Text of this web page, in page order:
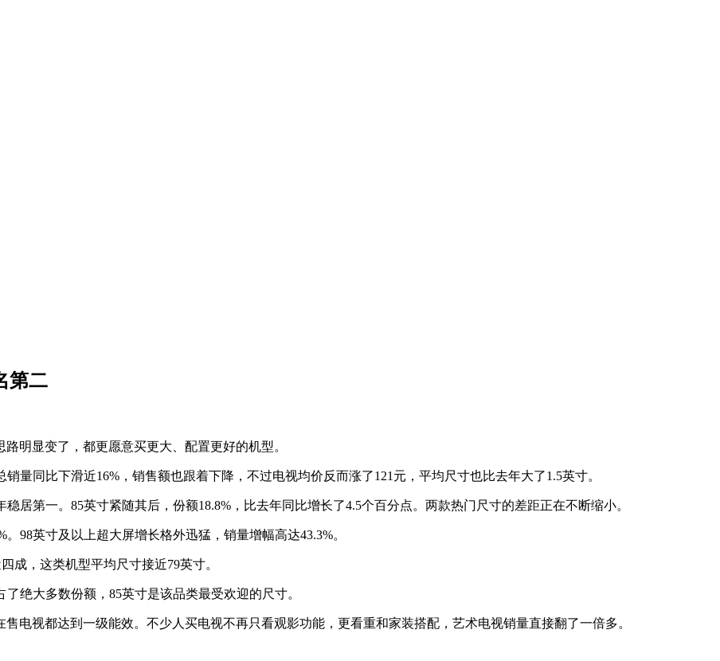
第二
明显变了，都更愿意买更大、配置更好的机型。
量同比下滑近16%，销售额也跟着下降，不过电视均价反而涨了121元，平均尺寸也比去年大了1.5英寸。
居第一。85英寸紧随其后，份额18.8%，比去年同比增长了4.5个百分点。两款热门尺寸的差距正在不断缩小。
98英寸及以上超大屏增长格外迅猛，销量增幅高达43.3%。
成，这类机型平均尺寸接近79英寸。
绝大多数份额，85英寸是该品类最受欢迎的尺寸。
电视都达到一级能效。不少人买电视不再只看观影功能，更看重和家装搭配，艺术电视销量直接翻了一倍多。